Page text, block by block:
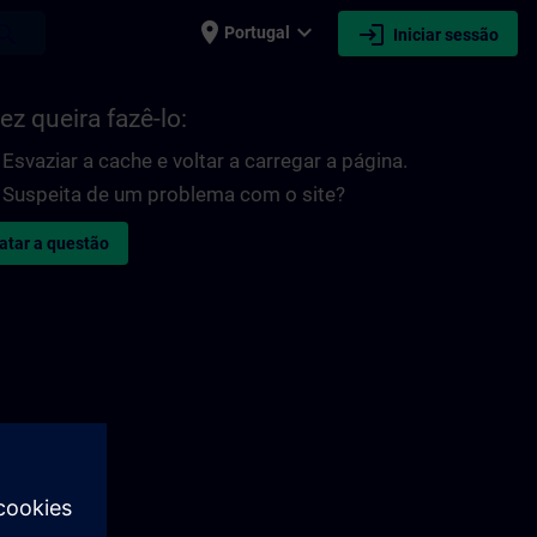
place Portugal expand_more login Iniciar sessão
queira fazê-lo:
Esvaziar a cache e voltar a carregar a página.
Suspeita de um problema com o site?
a questão